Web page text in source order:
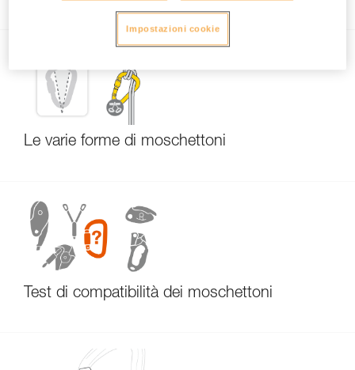
Le varie forme di moschettoni
Test di compatibilità dei moschettoni
Impostazioni cookie